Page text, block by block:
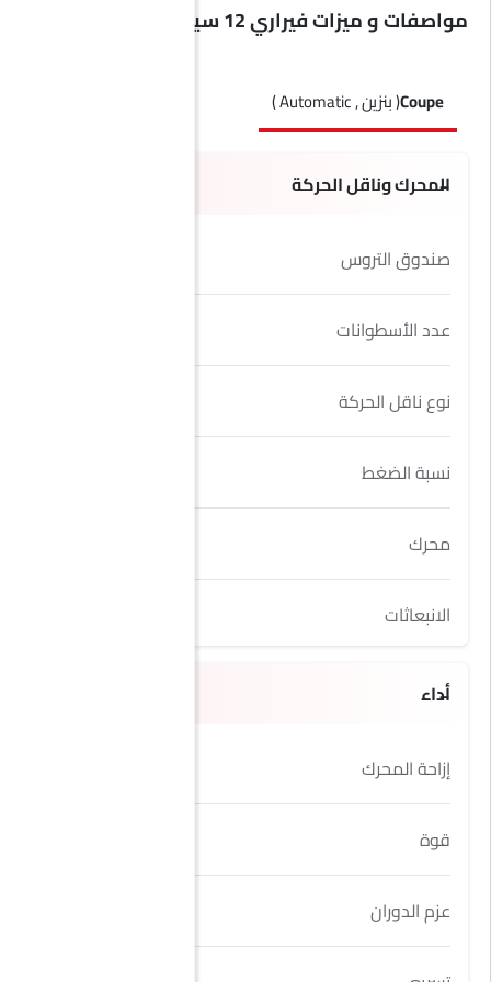
مواصفات و ميزات فيراري 12 سيليندري
Coupe( بنزين , Automatic )
المحرك وناقل الحركة
صندوق التروس
عدد الأسطوانات
نوع ناقل الحركة
نسبة الضغط
محرك
الانبعاثات
أداء
إزاحة المحرك
قوة
عزم الدوران